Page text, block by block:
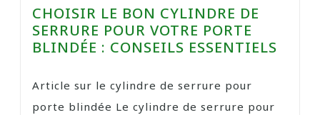
CHOISIR LE BON CYLINDRE DE
SERRURE POUR VOTRE PORTE
BLINDÉE : CONSEILS ESSENTIELS
Article sur le cylindre de serrure pour
porte blindée Le cylindre de serrure pour